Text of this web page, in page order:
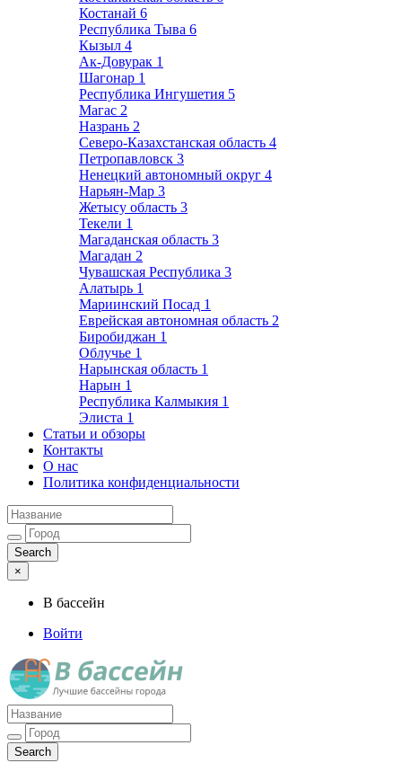
Костанай 6
Республика Тыва 6
Кызыл 4
Ак-Довурак 1
Шагонар 1
Республика Ингушетия 5
Магас 2
Назрань 2
Северо-Казахстанская область 4
Петропавловск 3
Ненецкий автономный округ 4
Нарьян-Мар 3
Жетысу область 3
Текели 1
Магаданская область 3
Магадан 2
Чувашская Республика 3
Алатырь 1
Мариинский Посад 1
Еврейская автономная область 2
Биробиджан 1
Облучье 1
Нарынская область 1
Нарын 1
Республика Калмыкия 1
Элиста 1
Статьи и обзоры
Контакты
О нас
Политика конфиденциальности
×
В бассейн
Войти
Лучшие бассейны города